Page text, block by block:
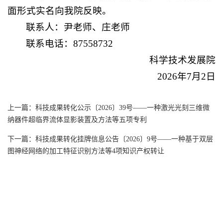
面形式实名向我院反映。
联系人：尹老师、庄老师
联系电话：87558732
科学技术发展院
2026年7月2日
上一篇： 科技成果转化公示〔2026〕39号——一种激光光刻三维微
纳器件超临界流体显影装置及方法等五项专利
下一篇： 科技成果转化挂牌信息公告〔2026〕9号——一种基于双层
图神经网络的加工特征识别方法等4项知识产权转让